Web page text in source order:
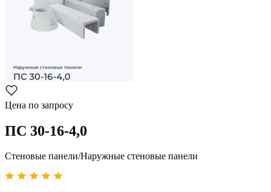
Цена по запросу
ПС 30-16-4,0
Стеновые панели/Наружные стеновые панели